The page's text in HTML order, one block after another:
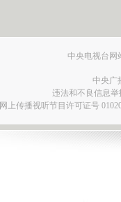
中央电视台网
中央广
违法和不良信息举
网上传播视听节目许可证号